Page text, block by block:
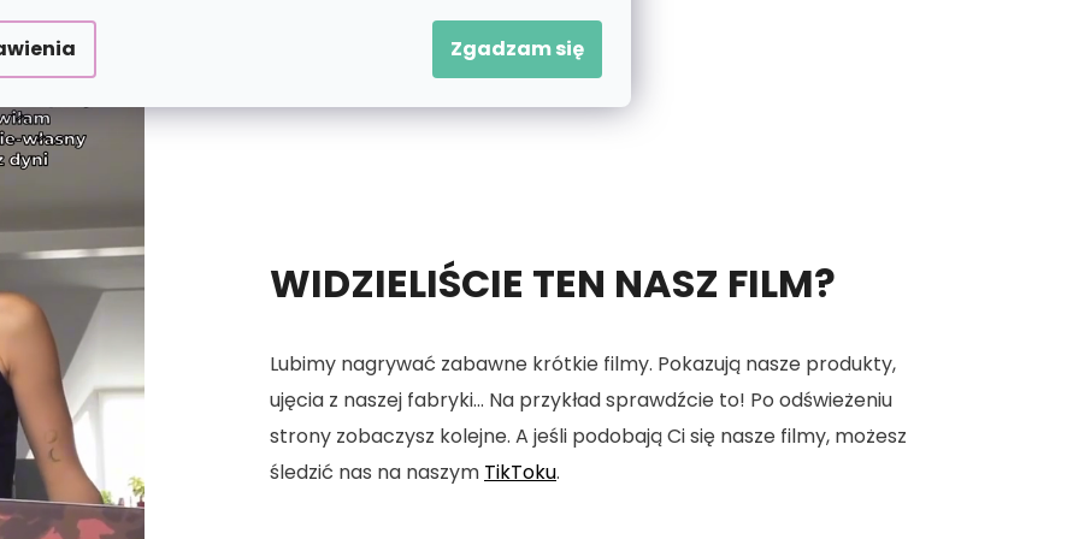
Zgadzam się
WIDZIELIŚCIE TEN NASZ FILM?
Lubimy nagrywać zabawne krótkie filmy. Pokazują nasze produkty,
ujęcia z naszej fabryki... Na przykład sprawdźcie to! Po odświeżeniu
strony zobaczysz kolejne. A jeśli podobają Ci się nasze filmy, możesz
śledzić nas na naszym TikToku.